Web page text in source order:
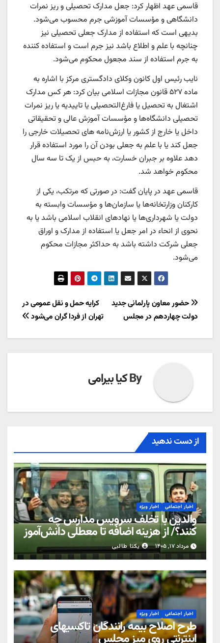
قاسمی عهد اظهار کرد: جعل مدارک تحصیلی و ریز نمرات
دانشگاهی و مؤسسات آموزشی جرم محسوب می‌شود.
بدیهی است که استفاده از مدارک جعلی تحصیلی نیز
چنانچه با علم و اطلاع باشد نیز جرم است و استفاده کننده
به جرم استفاده از سند مجعول محکوم می‌شود.
نایب رئیس اول کانون وکلای دادگستری مرکز با اشاره به
ماده ۵۲۷ قانون مجازات اسلامی بیان کرد: هر کس مدارک
اشتغال به تحصیل یا فارغ‌التحصیلی یا تاییدیه یا ریز نمرات
تحصیلی دانشگاه‌ها و مؤسسات آموزش عالی و تحقیقاتی
داخل یا خارج از کشور یا ارزش‌نامه‌ های تحصیلات خارجی را
جعل کند یا با علم به جعلی بودن آن را مورد استفاده قرار
دهد علاوه بر جبران خسارت، به حبس از یک تا سه سال
محکوم خواهد شد.
قاسمی عهد در پایان گفت: در صورتی که مرتکب، یکی از
کارکنان وزارتخانه‌ها یا سازمان‌ها و مؤسسات وابسته به
دولت یا شهرداری‌ها یا نهادهای انقلاب اسلامی باشد یا به
نحوی از انحاء در امر جعل یا استفاده از مدارک و اوراق
جعلی شرکت داشته باشد به حداکثر مجازات محکوم
می‌شود.
راهبری
نوشته
کرایه حمل و نقل عمومی در
تهران از فردا گران می‌شود
حضور معاون پارلمانی جدید
دولت چهاردهم در مجلس
Byکیا بیرامی
از دست ندهید
اخبار اجتماعی اخبار ویژه
والدین با تخلف سرویس مدارس چه
کنند؟/ از هزینه اضافه تا معطلی دانش‌آموز
مرداد ۱۷, ۱۴۰۵ یکتا طالبی
اخبار اجتماعی اخبار ویژه
طرح اصلاح بیمه رانندگان تاکسیهای